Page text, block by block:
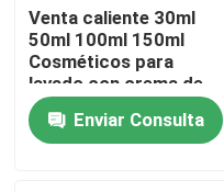
Recorrido por la fábrica
Control de calidad
Venta caliente 30ml
50ml 100ml 150ml
Cosméticos para
lavado con crema de
lavado Tubo blando
para loción corporal
crema para manos
Enviar Consulta